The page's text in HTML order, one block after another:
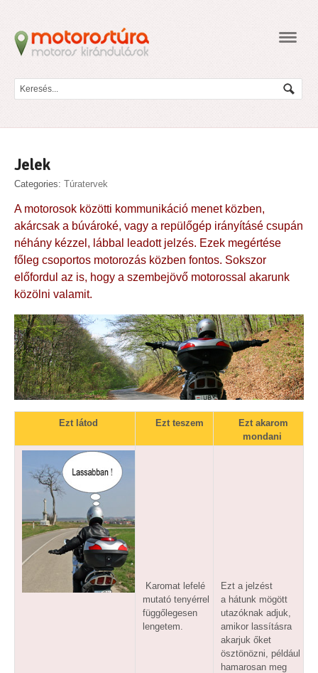
Jelek
Categories: Túratervek
A motorosok közötti kommunikáció menet közben,
akárcsak a búvároké, vagy a repülőgép irányításé csupán
néhány kézzel, lábbal leadott jelzés. Ezek megértése
főleg csoportos motorozás közben fontos. Sokszor
előfordul az is, hogy a szembejövő motorossal akarunk
közölni valamit.
Ezt látod Ezt teszem
Ezt akarom
mondani
Karomat lefelé
mutató tenyérrel
függőlegesen
lengetem.
Ezt a jelzést
a hátunk mögött
utazóknak adjuk,
amikor lassításra
akarjuk őket
ösztönözni, például
hamarosan meg